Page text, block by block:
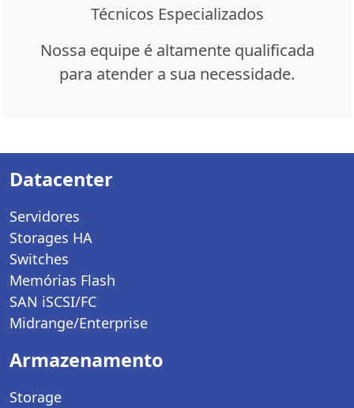
Técnicos Especializados
Nossa equipe é altamente qualificada
para atender a sua necessidade.
Datacenter
Servidores
Storages HA
Switches
Memórias Flash
SAN iSCSI/FC
Midrange/Enterprise
Armazenamento
Storage